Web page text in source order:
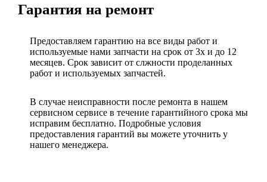
Гарантия на ремонт
Предоставляем гарантию на все виды работ и
используемые нами запчасти на срок от 3х и до 12
месяцев. Срок зависит от слжности проделанных
работ и используемых запчастей.
В случае неисправности после ремонта в нашем
сервисном сервисе в течение гарантийного срока мы
исправим бесплатно. Подробные условия
предоставления гарантий вы можете уточнить у
нашего менеджера.